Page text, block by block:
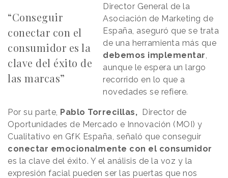
“Conseguir
conectar con el
consumidor es la
clave del éxito de
las marcas”
Director General de la
Asociación de Marketing de
España, aseguró que se trata
de una herramienta más que
debemos implementar,
aunque le espera un largo
recorrido en lo que a
novedades se refiere.
Por su parte, Pablo Torrecillas,
Director de
Oportunidades de Mercado e Innovación (MOI) y
Cualitativo en GfK España, señaló que conseguir
conectar emocionalmente con el consumidor
es la clave del éxito. Y el análisis de la voz y la
expresión facial pueden ser las puertas que nos